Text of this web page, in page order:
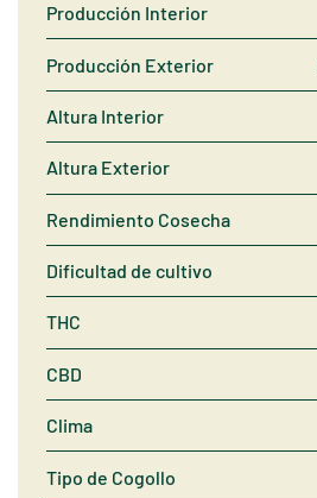
Producción Interior
Producción Exterior
Altura Interior
Altura Exterior
Rendimiento Cosecha
Dificultad de cultivo
THC
CBD
Clima
Tipo de Cogollo